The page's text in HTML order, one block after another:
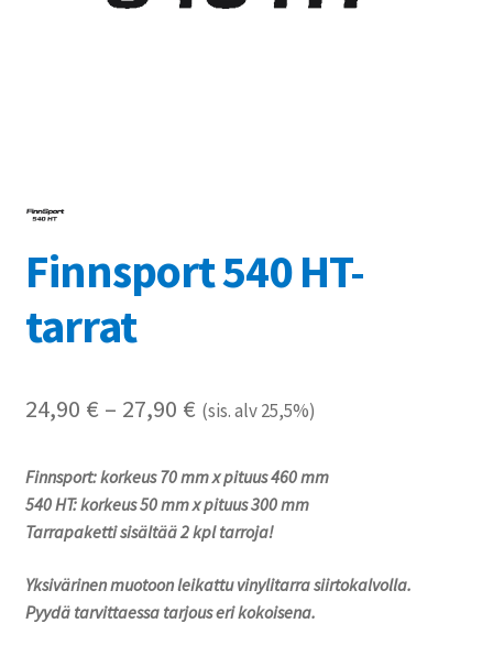
Tietoa meistä
Toimitusehdot
Finnsport 540 HT-
tarrat
24,90 € – 27,90 €Hintaluokka:
-
27,90 €
(sis. alv 25,5%)
Finnsport: korkeus 70 mm x pituus 460 mm
540 HT: korkeus 50 mm x pituus 300 mm
Tarrapaketti sisältää 2 kpl tarroja!
Yksivärinen muotoon leikattu vinylitarra siirtokalvolla.
Pyydä tarvittaessa tarjous eri kokoisena.